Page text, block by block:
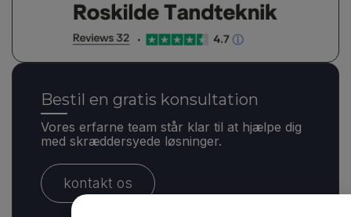
Bestil en gratis konsultation
Vores erfarne team står klar til at hjælpe dig
med skræddersyede løsninger.
kontakt os